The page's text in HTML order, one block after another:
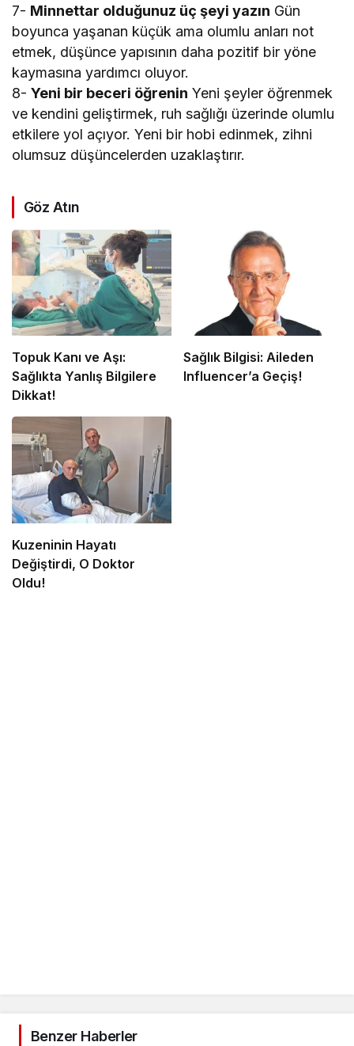
7- Minnettar olduğunuz üç şeyi yazın Gün
boyunca yaşanan küçük ama olumlu anları not
etmek, düşünce yapısının daha pozitif bir yöne
kaymasına yardımcı oluyor.
8-Yeni bir beceri öğrenin Yeni şeyler öğrenmek
ve kendini geliştirmek, ruh sağlığı üzerinde olumlu
etkilere yol açıyor. Yeni bir hobi edinmek, zihni
olumsuz düşüncelerden uzaklaştırır.
Göz Atın
Topuk Kanı ve Aşı:
Sağlıkta Yanlış Bilgilere
Dikkat!
Sağlık Bilgisi: Aileden
Influencer’a Geçiş!
Kuzeninin Hayatı
Değiştirdi, O Doktor
Oldu!
Benzer Haberler